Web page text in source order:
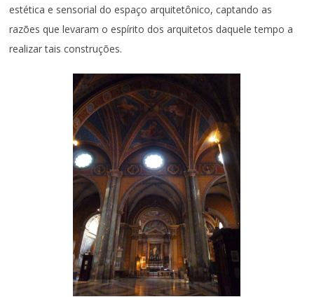
estética e sensorial do espaço arquitetônico, captando as
razões que levaram o espírito dos arquitetos daquele tempo a
realizar tais construções.